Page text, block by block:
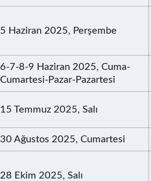
5 Haziran 2025, Perşembe
6-7-8-9 Haziran 2025, Cuma-
Cumartesi-Pazar-Pazartesi
15 Temmuz 2025, Salı
30 Ağustos 2025, Cumartesi
28 Ekim 2025, Salı